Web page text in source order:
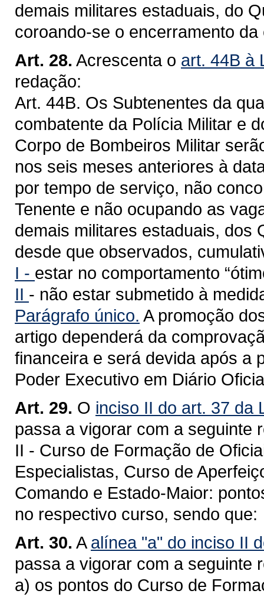
demais militares estaduais, do
coroando-se o encerramento
Art. 28. Acrescenta o art. 44B à
redação:
Art. 44B. Os Subtenentes da
combatente da Polícia Militar e
Corpo de Bombeiros Militar
nos seis meses anteriores à
por tempo de serviço, não
Tenente e não ocupando as
demais militares estaduais, dos
desde que observados,
I - estar no comportamento
II - não estar submetido à
Parágrafo único. A promoção
artigo dependerá da
financeira e será devida após a
Poder Executivo em Diário
Art. 29. O inciso II do art. 37 da
passa a vigorar com a seguinte
II - Curso de Formação de
Especialistas, Curso de
Comando e Estado-Maior:
no respectivo curso, sendo que:
Art. 30. A alínea "a" do inciso II
passa a vigorar com a seguinte
a) os pontos do Curso de